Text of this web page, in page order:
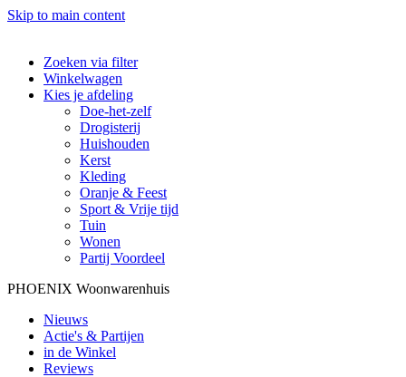
Skip to main content
Zoeken via filter
Winkelwagen
Kies je afdeling
Doe-het-zelf
Drogisterij
Huishouden
Kerst
Kleding
Oranje & Feest
Sport & Vrije tijd
Tuin
Wonen
Partij Voordeel
PHOENIX Woonwarenhuis
Nieuws
Actie's & Partijen
in de Winkel
Reviews